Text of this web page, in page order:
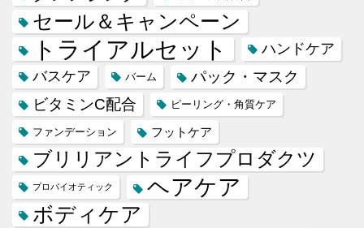
セール＆キャンペーン
トライアルセット
ハンドケア
バスケア
バーム
パック・マスク
ビタミンC配合
ピーリング・角質ケア
ファンデーション フットケア
ブリリアントライフプロダクツ
プロバイオティック ヘアケア
ボディケア